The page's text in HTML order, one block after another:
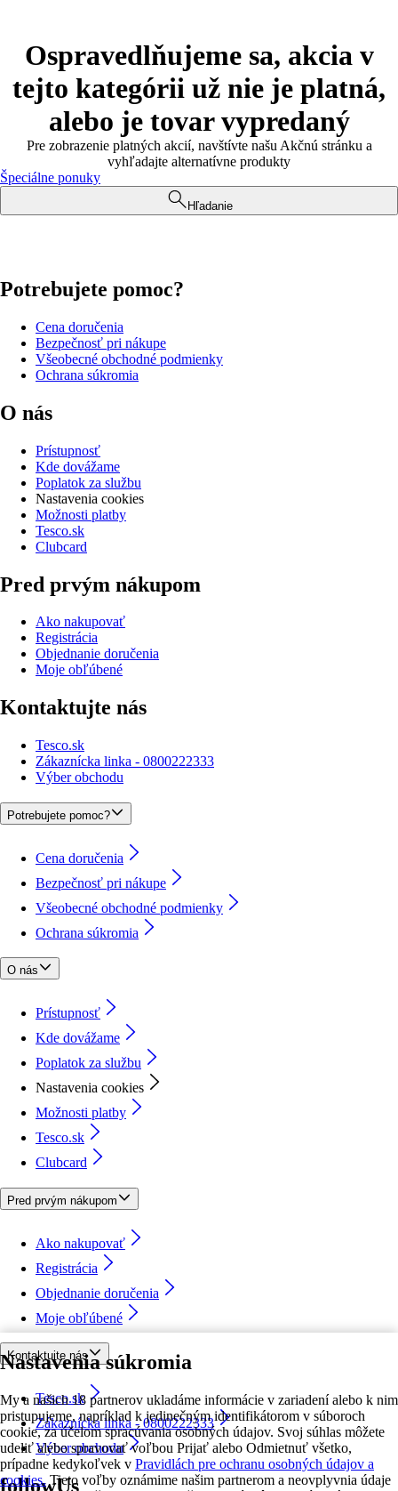
Nastavenia súkromia
My a našich 18 partnerov ukladáme informácie v zariadení alebo k nim
pristupujeme, napríklad k jedinečným identifikátorom v súboroch
cookie, za účelom spracúvania osobných údajov. Svoj súhlas môžete
udeliť alebo spravovať voľbou Prijať alebo Odmietnuť všetko,
prípadne kedykoľvek v Pravidlách pre ochranu osobných údajov a
cookies. Tieto voľby oznámime našim partnerom a neovplyvnia údaje
Ospravedlňujeme sa, akcia v
tejto kategórii už nie je platná,
alebo je tovar vypredaný
Pre zobrazenie platných akcií, navštívte našu Akčnú stránku a
vyhľadajte alternatívne produkty
Špeciálne ponuky
Hľadanie
Potrebujete pomoc?
Cena doručenia
Bezpečnosť pri nákupe
Všeobecné obchodné podmienky
Ochrana súkromia
O nás
Prístupnosť
Kde dovážame
Poplatok za službu
Nastavenia cookies
Možnosti platby
Tesco.sk
Clubcard
Pred prvým nákupom
Ako nakupovať
Registrácia
Objednanie doručenia
Moje obľúbené
Kontaktujte nás
Tesco.sk
Zákaznícka linka - 0800222333
Výber obchodu
Potrebujete pomoc?
Cena doručenia
Bezpečnosť pri nákupe
Všeobecné obchodné podmienky
Ochrana súkromia
O nás
Prístupnosť
Kde dovážame
Poplatok za službu
Nastavenia cookies
Možnosti platby
Tesco.sk
Clubcard
Pred prvým nákupom
Ako nakupovať
Registrácia
Objednanie doručenia
Moje obľúbené
Kontaktujte nás
Tesco.sk
Zákaznícka linka - 0800222333
Výber obchodu
followUs